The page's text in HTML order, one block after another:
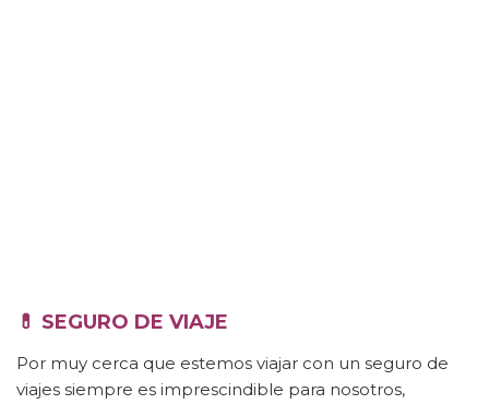
💊 SEGURO DE VIAJE
Por muy cerca que estemos viajar con un seguro de
viajes siempre es imprescindible para nosotros,